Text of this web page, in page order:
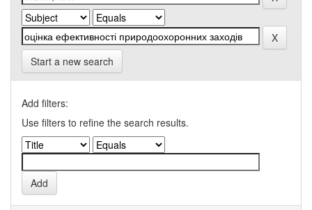
Start a new search
Add filters:
Use filters to refine the search results.